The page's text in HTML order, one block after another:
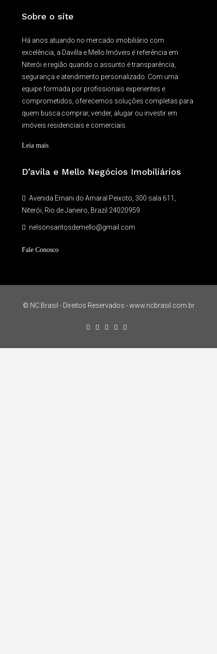
Sobre o site
Há anos atuando no mercado imobiliário com
excelência, a Davilla e Mello Imóveis é referência em
Niterói e região quando o assunto é transparência,
segurança e atendimento personalizado. Com uma
equipe formada por profissionais experientes e
comprometidos, oferecemos soluções completas para
quem busca comprar, vender, alugar ou investir em
imóveis residenciais e comerciais.
Leia mais
D’avila e Mello Negócios Imobiliários
Avenida Ernani do Amaral Peixoto, 300 sala 611,
Niterói, Rio de Janeiro, Brazil 24020959
nelsonsantosdemello@gmail.com
Fale Conosco
© NC Brasil - Direitos Reservados - www.ncbrasil.com.br